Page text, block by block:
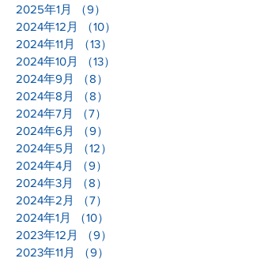
2025年1月
（9）
2024年12月
（10）
2024年11月
（13）
2024年10月
（13）
2024年9月
（8）
2024年8月
（8）
2024年7月
（7）
2024年6月
（9）
2024年5月
（12）
2024年4月
（9）
2024年3月
（8）
2024年2月
（7）
2024年1月
（10）
2023年12月
（9）
2023年11月
（9）